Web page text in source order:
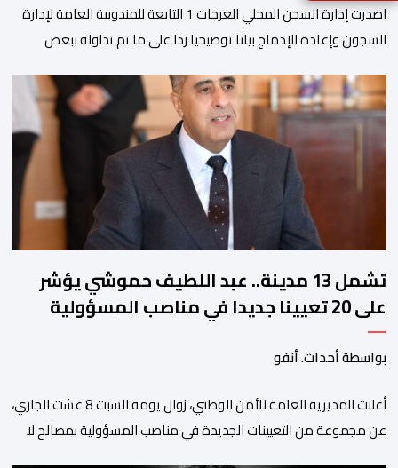
اصدرت إدارة السجن المحلي العرجات 1 التابعة للمندوبية العامة لإدارة
السجون وإعادة الإدماج بيانا توضيحيا ردا على ما تم تداوله ببعض
زيان، المعتقل بالمؤسسة ذاتها، وذلك لتنوير الرأي العام بالحقائق
والمعطيات الدقيقة.واوضحت إدارة المؤسسة السجنية أن المعني
بالأمر يستفيد منذ إيداعه من تتبع طبي منتظم ومستمر وفقا […]
تشمل 13 مدينة.. عبد اللطيف حموشي يؤشر
على 20 تعيينا جديدا في مناصب المسؤولية
بمصالح الأمن الوطني
بواسطة أحداث. أنفو
أعلنت المديرية العامة للأمن الوطني، زوال يومه السبت 8 غشت الجاري،
عن مجموعة من التعيينات الجديدة في مناصب المسؤولية بمصالح لا